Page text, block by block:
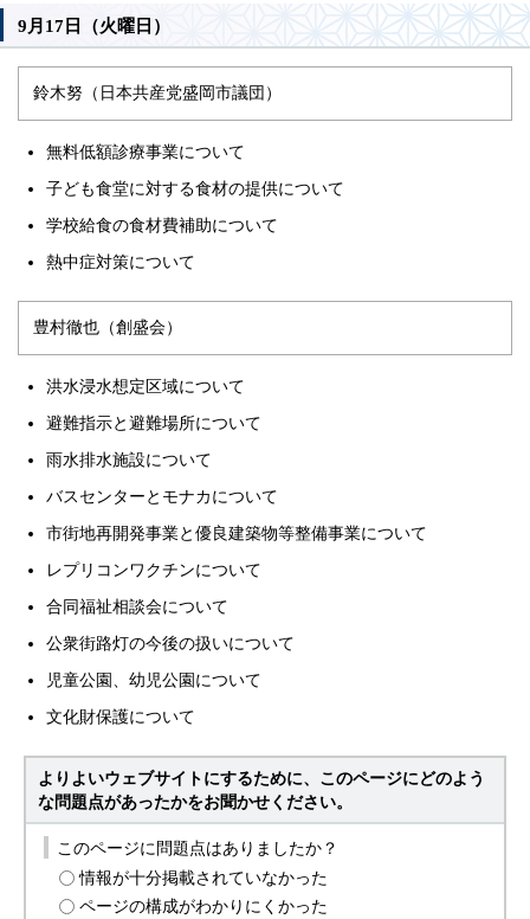
9月17日（火曜日）
鈴木努（日本共産党盛岡市議団）
無料低額診療事業について
子ども食堂に対する食材の提供について
学校給食の食材費補助について
熱中症対策について
豊村徹也（創盛会）
洪水浸水想定区域について
避難指示と避難場所について
雨水排水施設について
バスセンターとモナカについて
市街地再開発事業と優良建築物等整備事業について
レプリコンワクチンについて
合同福祉相談会について
公衆街路灯の今後の扱いについて
児童公園、幼児公園について
文化財保護について
よりよいウェブサイトにするために、このページにどのよう
な問題点があったかをお聞かせください。
このページに問題点はありましたか？
情報が十分掲載されていなかった
ページの構成がわかりにくかった